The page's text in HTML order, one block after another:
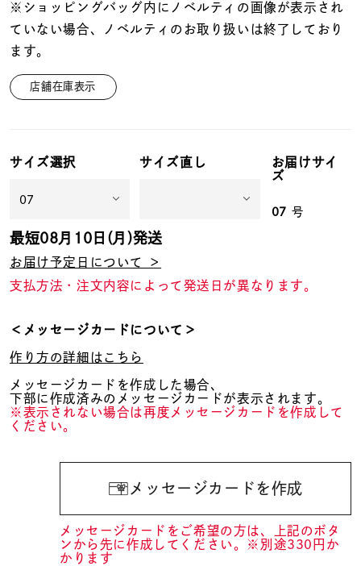
※ショッピングバッグ内にノベルティの画像が表示され
ていない場合、ノベルティのお取り扱いは終了しており
ます。
店舗在庫表示
サイズ選択 サイズ直し
お届けサイ
ズ
07 号
最短08月10日(月)発送
お届け予定日について ＞
支払方法・注文内容によって発送日が異なります。
＜メッセージカードについて＞
作り方の詳細はこちら
メッセージカードを作成した場合、
下部に作成済みのメッセージカードが表示されます。
※表示されない場合は再度メッセージカードを作成して
ください。
メッセージカードを作成
メッセージカードをご希望の方は、上記のボタ
ンから先に作成してください。※別途330円か
かります